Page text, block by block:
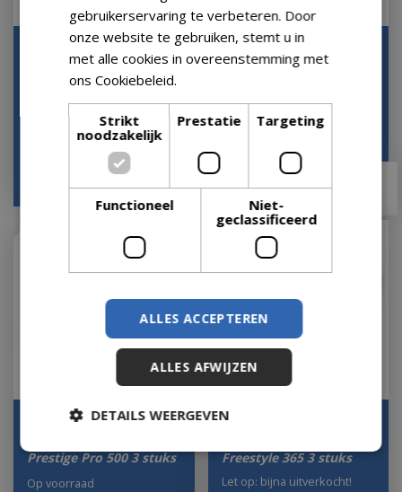
Reinigingsset voor
q&pulse
95
Let op: bijna uitverkocht!
Reinigingsset
houtskoolbarbecues
€48,95
Napoleon BBQ
Prestige Pro 500 3 stuks
Op voorraad
Napoleon BBQ
Freestyle 365 3 stuks
Let op: bijna uitverkocht!
gebruikerservaring te verbeteren. Door
onze website te gebruiken, stemt u in
met alle cookies in overeenstemming met
ons Cookiebeleid.
Strikt
noodzakelijk
Prestatie Targeting
Functioneel
Niet-
geclassificeerd
ALLES ACCEPTEREN
ALLES AFWIJZEN
DETAILS WEERGEVEN